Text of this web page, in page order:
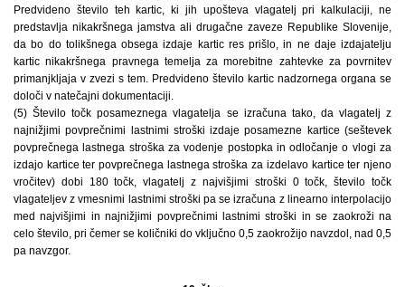
Predvideno število teh kartic, ki jih upošteva vlagatelj pri kalkulaciji, ne
predstavlja nikakršnega jamstva ali drugačne zaveze Republike Slovenije,
da bo do tolikšnega obsega izdaje kartic res prišlo, in ne daje izdajatelju
kartic nikakršnega pravnega temelja za morebitne zahtevke za povrnitev
primanjkljaja v zvezi s tem. Predvideno število kartic nadzornega organa se
določi v natečajni dokumentaciji.
(5) Število točk posameznega vlagatelja se izračuna tako, da vlagatelj z
najnižjimi povprečnimi lastnimi stroški izdaje posamezne kartice (seštevek
povprečnega lastnega stroška za vodenje postopka in odločanje o vlogi za
izdajo kartice ter povprečnega lastnega stroška za izdelavo kartice ter njeno
vročitev) dobi 180 točk, vlagatelj z najvišjimi stroški 0 točk, število točk
vlagateljev z vmesnimi lastnimi stroški pa se izračuna z linearno interpolacijo
med najvišjimi in najnižjimi povprečnimi lastnimi stroški in se zaokroži na
celo število, pri čemer se količniki do vključno 0,5 zaokrožijo navzdol, nad 0,5
pa navzgor.